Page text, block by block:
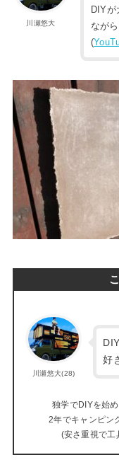
川瀬悠大
DIYが
なが
(
川瀬悠大(28)
好
独学でDIYを始
2年でキャンピン
(安さ重視で工